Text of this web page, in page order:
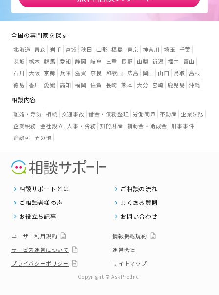
全国の専門家を探す
北海道 青森 岩手 宮城 秋田 山形 福島 東京 神奈川 埼玉
千葉
茨城 栃木 群馬 愛知 静岡 岐阜 三重 長野 山梨 新潟 福井
富山
石川
大阪 京都 兵庫 滋賀 奈良 和歌山 広島 岡山 山口 鳥取
島根
徳島 香川 愛媛 高知 福岡 佐賀 長崎 熊本 大分 宮崎 鹿児島 沖縄
相談内容
離婚・浮気 相続 交通事故 借金・債務整理 労働問題 不動産 企業法務
企業税務 会社設立 人事・労務 知的財産 補助金・助成金 刑事事件
許認可 その他
相談サポートとは
ご相談の流れ
ご相談者様の声
よくある質問
お役立ち記事
お問い合わせ
ユーザー利用規約
情報掲載規約
サービス運営について
運営会社
プライバシーポリシー
サイトマップ
Copyright © AskPro.Inc.